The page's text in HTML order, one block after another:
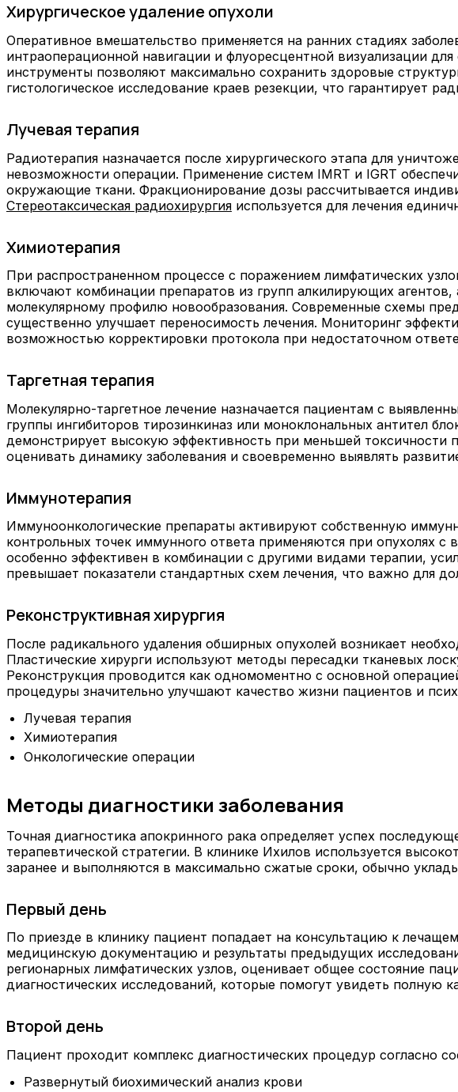
Хирургическое удаление опухоли
Оперативное вмешательство применяется на ранних стадиях
интраоперационной навигации и флуоресцентной визуализации
инструменты позволяют максимально сохранить здоровые
гистологическое исследование краев резекции, что гарантирует
Лучевая терапия
Радиотерапия назначается после хирургического этапа для
невозможности операции. Применение систем IMRT и IGRT
окружающие ткани. Фракционирование дозы рассчитывается
Стереотаксическая радиохирургия используется для лечения
Химиотерапия
При распространенном процессе с поражением лимфатических
включают комбинации препаратов из групп алкилирующих
молекулярному профилю новообразования. Современные схемы
существенно улучшает переносимость лечения. Мониторинг
возможностью корректировки протокола при недостаточном
Таргетная терапия
Молекулярно-таргетное лечение назначается пациентам с
группы ингибиторов тирозинкиназ или моноклональных антител
демонстрирует высокую эффективность при меньшей токсичности
оценивать динамику заболевания и своевременно выявлять
Иммунотерапия
Иммуноонкологические препараты активируют собственную
контрольных точек иммунного ответа применяются при опухолях
особенно эффективен в комбинации с другими видами терапии,
превышает показатели стандартных схем лечения, что важно для
Реконструктивная хирургия
После радикального удаления обширных опухолей возникает
Пластические хирурги используют методы пересадки тканевых
Реконструкция проводится как одномоментно с основной
процедуры значительно улучшают качество жизни пациентов и
Лучевая терапия
Химиотерапия
Онкологические операции
Методы диагностики заболевания
Точная диагностика апокринного рака определяет успех
терапевтической стратегии. В клинике Ихилов используется
заранее и выполняются в максимально сжатые сроки, обычно
Первый день
По приезде в клинику пациент попадает на консультацию к
медицинскую документацию и результаты предыдущих
регионарных лимфатических узлов, оценивает общее состояние
диагностических исследований, которые помогут увидеть полную
Второй день
Пациент проходит комплекс диагностических процедур согласно
Развернутый биохимический анализ крови